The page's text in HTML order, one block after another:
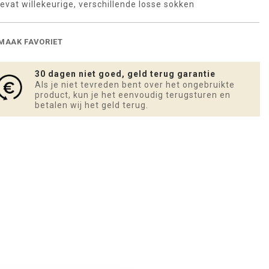
willekeurige, verschillende losse sokken
FAVORIET
30 dagen niet goed, geld terug garantie
Als je niet tevreden bent over het ongebruikte
product, kun je het eenvoudig terugsturen en
betalen wij het geld terug.